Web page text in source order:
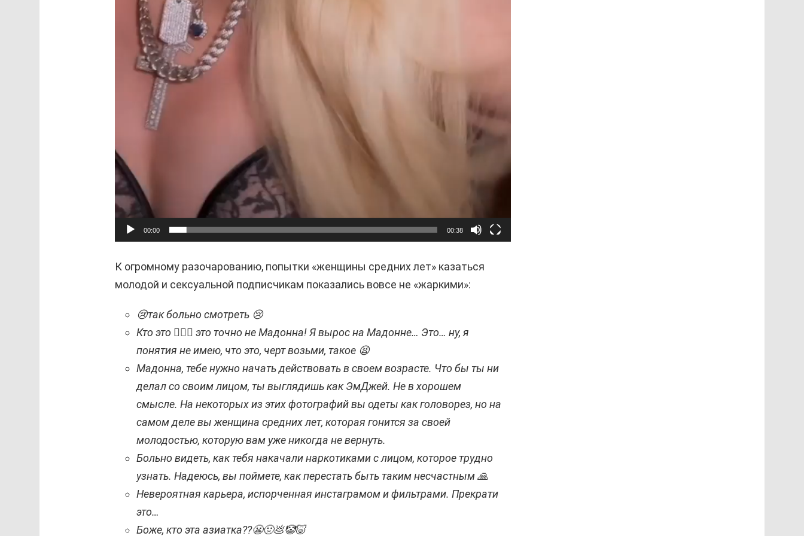
00:00 00:38
К огромному разочарованию, попытки «женщины средних лет» казаться
молодой и сексуальной подписчикам показались вовсе не «жаркими»:
😢так больно смотреть 😢
Кто это 🤷🏻‍♀️ это точно не Мадонна! Я вырос на Мадонне… Это… ну, я
понятия не имею, что это, черт возьми, такое 😫
Мадонна, тебе нужно начать действовать в своем возрасте. Что бы ты ни
делал со своим лицом, ты выглядишь как ЭмДжей. Не в хорошем
смысле. На некоторых из этих фотографий вы одеты как головорез, но на
самом деле вы женщина средних лет, которая гонится за своей
молодостью, которую вам уже никогда не вернуть.
Больно видеть, как тебя накачали наркотиками с лицом, которое трудно
узнать. Надеюсь, вы поймете, как перестать быть таким несчастным 🙏
Невероятная карьера, испорченная инстаграмом и фильтрами. Прекрати
это…
Боже, кто эта азиатка??😬🤢💩🤡🐷